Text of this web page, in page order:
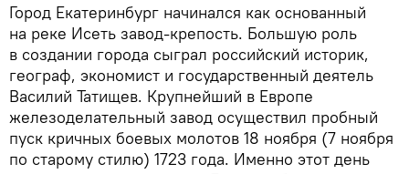
Город Екатеринбург начинался как основанный
на реке Исеть завод-крепость. Большую роль
в создании города сыграл российский историк,
географ, экономист и государственный деятель
Василий Татищев. Крупнейший в Европе
железоделательный завод осуществил пробный
пуск кричных боевых молотов 18 ноября (7 ноября
по старому стилю) 1723 года. Именно этот день